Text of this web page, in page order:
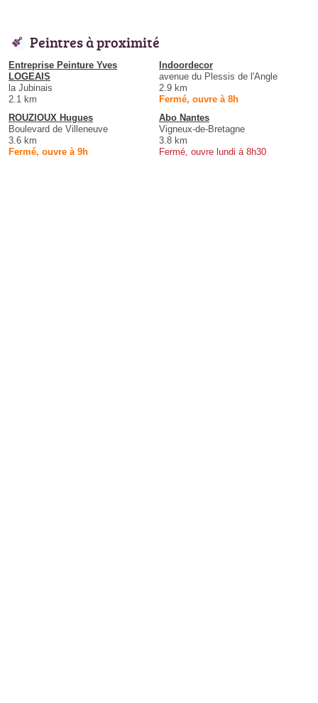
Peintres à proximité
Entreprise Peinture Yves
LOGEAIS
la Jubinais
2.1 km
Indoordecor
avenue du Plessis de l'Angle
2.9 km
Fermé, ouvre à 8h
ROUZIOUX Hugues
Boulevard de Villeneuve
3.6 km
Fermé, ouvre à 9h
Abo Nantes
Vigneux-de-Bretagne
3.8 km
Fermé, ouvre lundi à 8h30